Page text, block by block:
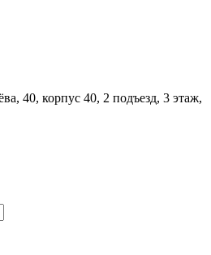
40, корпус 40, 2 подъезд, 3 этаж,